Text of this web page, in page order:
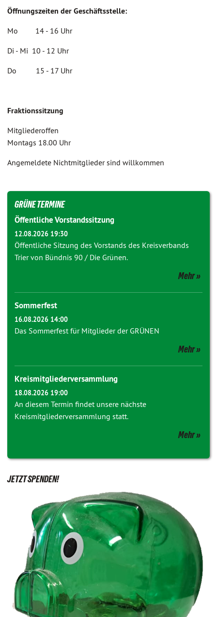
Öffnungszeiten der Geschäftsstelle:
Mo 14 - 16 Uhr
Di - Mi 10 - 12 Uhr
Do 15 - 17 Uhr
Fraktionssitzung
Mitgliederoffen
Montags 18.00 Uhr
Angemeldete Nichtmitglieder sind willkommen
GRÜNE TERMINE
Öffentliche Vorstandssitzung
12.08.2026 19:30
Öffentliche Sitzung des Vorstands des Kreisverbands
Trier von Bündnis 90 / Die Grünen.
Mehr
Sommerfest
16.08.2026 14:00
Das Sommerfest für Mitglieder der GRÜNEN
Mehr
Kreismitgliederversammlung
18.08.2026 19:00
An diesem Termin findet unsere nächste
Kreismitgliederversammlung statt.
Mehr
JETZT SPENDEN!